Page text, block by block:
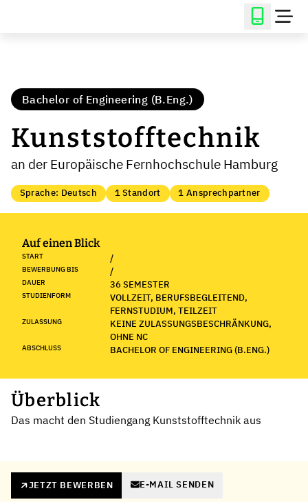
Bachelor of Engineering (B.Eng.)
Kunststofftechnik
an der Europäische Fernhochschule Hamburg
Sprache: Deutsch 1 Standort 1 Ansprechpartner
Auf einen Blick
START /
BEWERBUNG BIS /
DAUER 36 SEMESTER
STUDIENFORM
VOLLZEIT, BERUFSBEGLEITEND,
FERNSTUDIUM, TEILZEIT
ZULASSUNG
KEINE ZULASSUNGSBESCHRÄNKUNG,
OHNE NC
ABSCHLUSS BACHELOR OF ENGINEERING (B.ENG.)
Überblick
Das macht den Studiengang Kunststofftechnik aus
JETZT BEWERBEN E-MAIL SENDEN